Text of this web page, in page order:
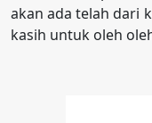
akan ada telah dari
kasih untuk oleh